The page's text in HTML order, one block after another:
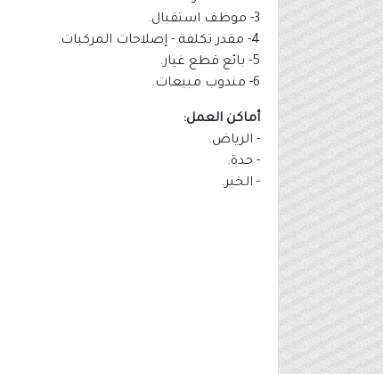
3- موظف استقبال.
4- مقدر تكلفة - إصلاحات المركبات.
5- بائع قطع غيار.
6- مندوب مبيعات.
أماكن العمل:
- الرياض.
- جدة.
- الخبر.